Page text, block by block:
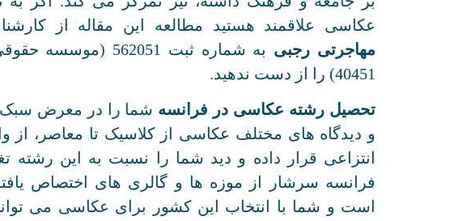
عکاسی علاقمند هستید مطالعه این مقاله از
مهاجرتی رجبی
به شماره ثبت 562051
40451) را از دست ندهید.
تحصیل رشته عکاسی در فرانسه شما را در معرض سبک
و دیدگاه های مختلف عکاسی از کلاسیک تا معاصر، از
انتزاعی قرار داده و دید شما را نسبت به این رشته
فرانسه سرشار از موزه ها و گالری های اختصاص
است و شما با انتخاب این کشور برای عکاسی می